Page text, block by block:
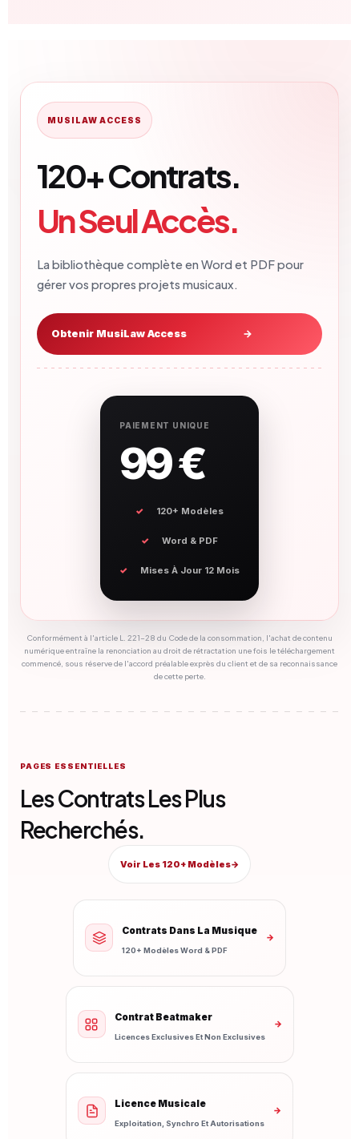
MUSILAW ACCESS
120+ Contrats.
Un Seul Accès.
La bibliothèque complète en Word et PDF pour
gérer vos propres projets musicaux.
Obtenir MusiLaw Access →
PAIEMENT UNIQUE
99 €
120+ Modèles
Word & PDF
Mises À Jour 12 Mois
Conformément à l'article L. 221-28 du Code de la consommation, l'achat de contenu
numérique entraîne la renonciation au droit de rétractation une fois le téléchargement
commencé, sous réserve de l'accord préalable exprès du client et de sa reconnaissance
de cette perte.
PAGES ESSENTIELLES
Les Contrats Les Plus
Recherchés.
Voir Les 120+ Modèles→
Contrats Dans La Musique
120+ Modèles Word & PDF
→
Contrat Beatmaker
Licences Exclusives Et Non Exclusives
→
Licence Musicale
Exploitation, Synchro Et Autorisations
→